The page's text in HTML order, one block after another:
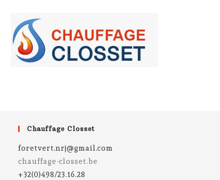
Chauffage Closset
foretvert.nrj@gmail.com
chauffage-closset.be
+32(0)498/23.16.28